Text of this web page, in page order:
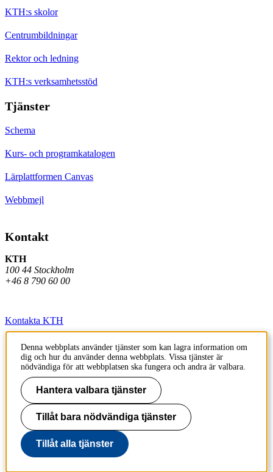
KTH:s skolor
Centrumbildningar
Rektor och ledning
KTH:s verksamhetsstöd
Tjänster
Schema
Kurs- och programkatalogen
Lärplattformen Canvas
Webbmejl
Kontakt
KTH
100 44 Stockholm
+46 8 790 60 00
Kontakta KTH
Jobba på KTH
Press och media
Faktura och betalning KTH
Om KTH:s webbplatser
Tillgänglighetsredogörelse
Denna webbplats använder tjänster som kan lagra information om
dig och hur du använder denna webbplats. Vissa tjänster är
nödvändiga för att webbplatsen ska fungera och andra är valbara.
Hantera valbara tjänster
Tillåt bara nödvändiga tjänster
Tillåt alla tjänster